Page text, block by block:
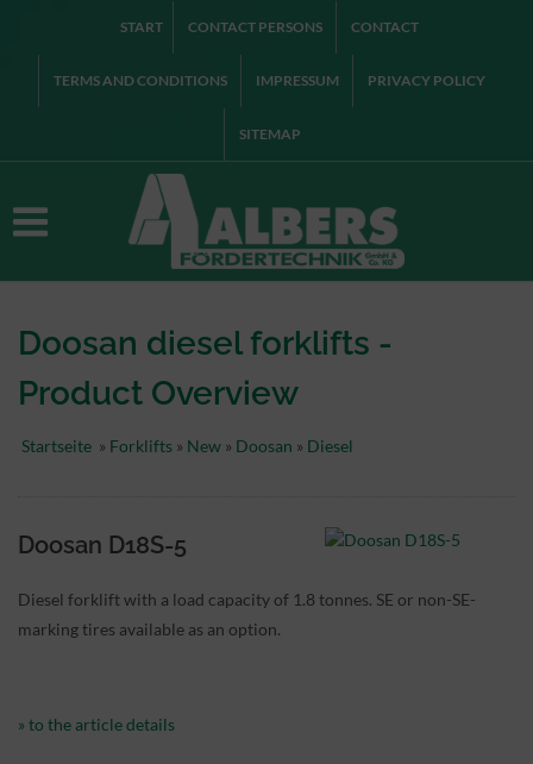
START CONTACT PERSONS CONTACT
TERMS AND CONDITIONS IMPRESSUM PRIVACY POLICY
SITEMAP
Doosan diesel forklifts -
Product Overview
Startseite » Forklifts » New » Doosan » Diesel
Doosan D18S-5
Diesel forklift with a load capacity of 1.8 tonnes. SE or non-SE-
marking tires available as an option.
» to the article details